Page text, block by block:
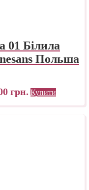
01 Білила
Польша
грн. Купити